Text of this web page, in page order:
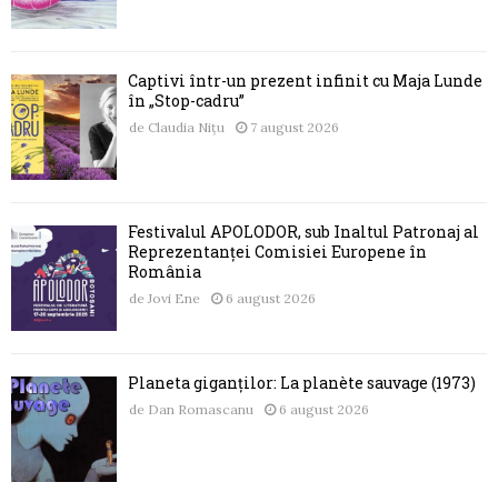
Captivi într-un prezent infinit cu Maja Lunde
în „Stop-cadru”
de Claudia Nițu 7 august 2026
Festivalul APOLODOR, sub Înaltul Patronaj al
Reprezentanței Comisiei Europene în
România
de Jovi Ene 6 august 2026
Planeta giganților: La planète sauvage (1973)
de Dan Romascanu 6 august 2026